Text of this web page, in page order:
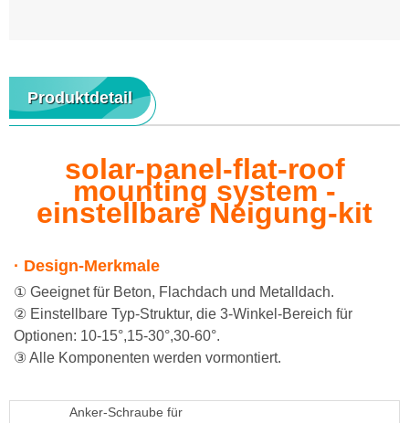
Produktdetail
solar-panel-flat-roof
mounting system -
einstellbare Neigung-kit
· Design-Merkmale
① Geeignet für Beton, Flachdach und Metalldach.
② Einstellbare Typ-Struktur, die 3-Winkel-Bereich für
Optionen: 10-15°,15-30°,30-60°.
③ Alle Komponenten werden vormontiert.
Anker-Schraube für